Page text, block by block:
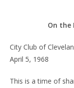
On the
City Club of
April 5, 1968
This is a time of